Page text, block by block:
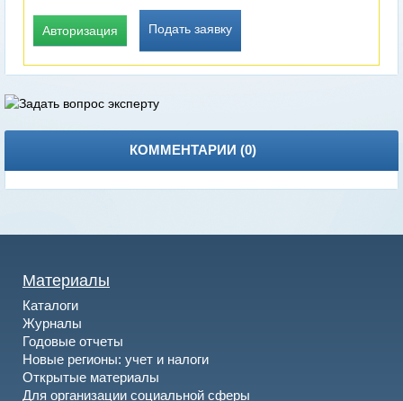
Авторизация Подать заявку
КОММЕНТАРИИ (0)
Материалы
Каталоги
Журналы
Годовые отчеты
Новые регионы: учет и налоги
Открытые материалы
Для организации социальной сферы